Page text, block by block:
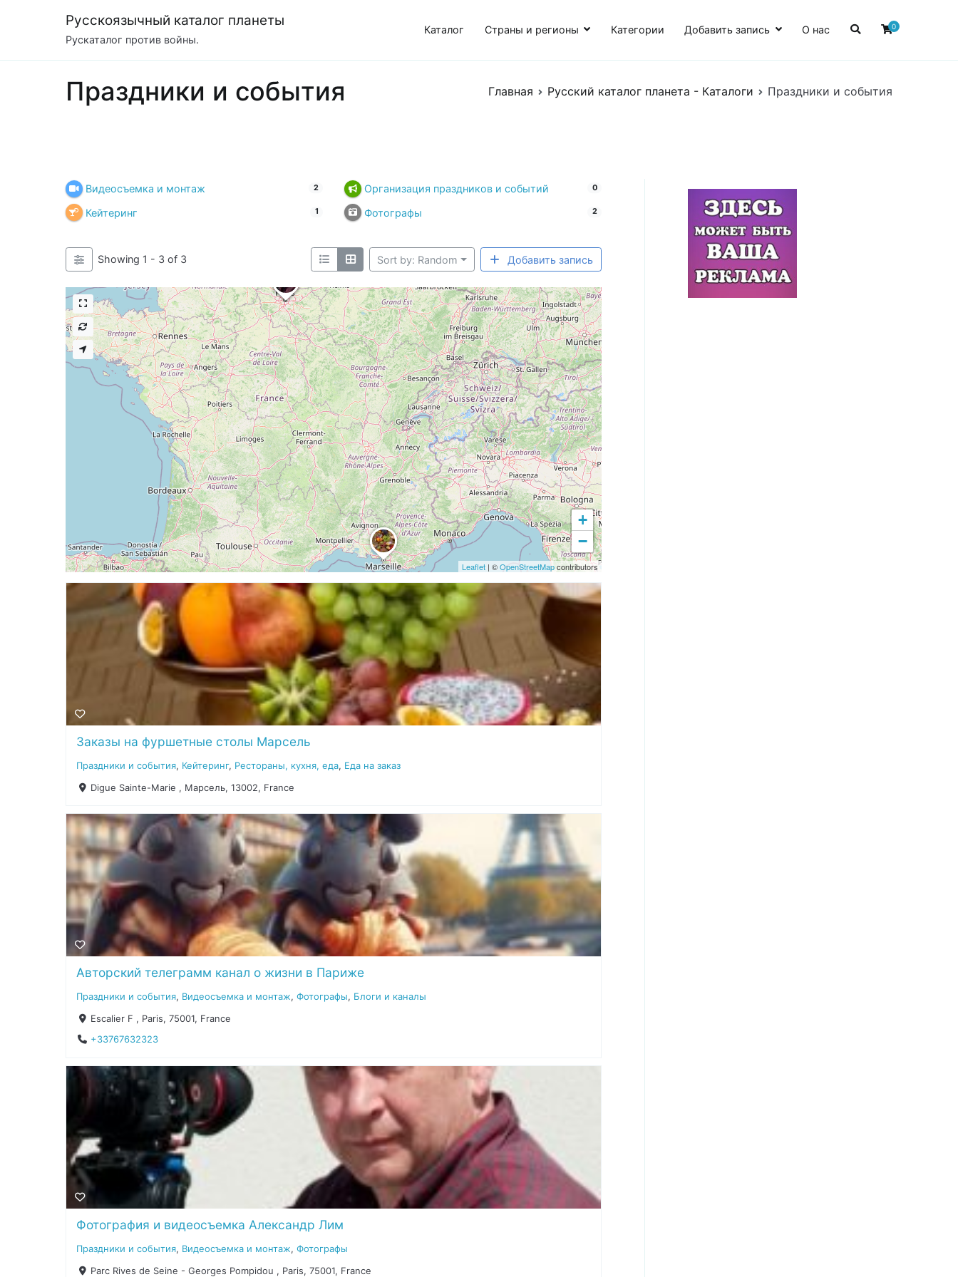
содержимому
Русскоязычный каталог планеты
Рускаталог против войны.
Каталог Страны и регионы Категории Добавить запись О нас 0
Праздники и события Главная Русский каталог планета - Каталоги Праздники и события
Видеосъемка и монтаж 2
Кейтеринг 1
Организация праздников и событий 0
Фотографы 2
Showing 1 - 3 of 3 Sort by: Random Добавить запись
Заказы на фуршетные столы Марсель
Праздники и события, Кейтеринг, Рестораны, кухня, еда, Еда на заказ
Digue Sainte-Marie , Марсель, 13002, France
Авторский телеграмм канал о жизни в Париже
Праздники и события, Видеосъемка и монтаж,Фотографы, Блоги и каналы
Escalier F , Paris, 75001, France
+33767632323
Фотография и видеосъемка Александр Лим
Праздники и события, Видеосъемка и монтаж,Фотографы
Parc Rives de Seine - Georges Pompidou , Paris, 75001, France
+
−
Leaflet | ©OpenStreetMapcontributors